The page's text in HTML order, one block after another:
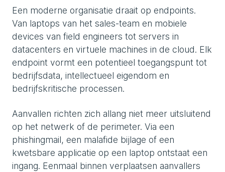
Een moderne organisatie draait op endpoints.
Van laptops van het sales-team en mobiele
devices van field engineers tot servers in
datacenters en virtuele machines in de cloud. Elk
endpoint vormt een potentieel toegangspunt tot
bedrijfsdata, intellectueel eigendom en
bedrijfskritische processen.
Aanvallen richten zich allang niet meer uitsluitend
op het netwerk of de perimeter. Via een
phishingmail, een malafide bijlage of een
kwetsbare applicatie op een laptop ontstaat een
ingang. Eenmaal binnen verplaatsen aanvallers